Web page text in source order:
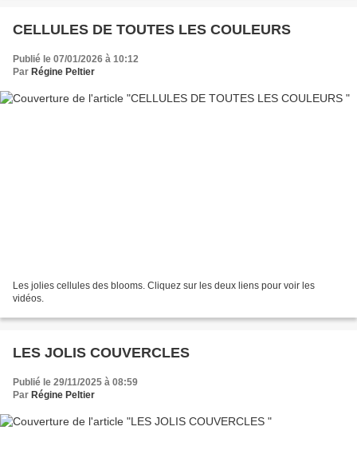
CELLULES DE TOUTES LES COULEURS
Publié le 07/01/2026 à 10:12
Par Régine Peltier
Les jolies cellules des blooms. Cliquez sur les deux liens pour voir les
vidéos.
LES JOLIS COUVERCLES
Publié le 29/11/2025 à 08:59
Par Régine Peltier